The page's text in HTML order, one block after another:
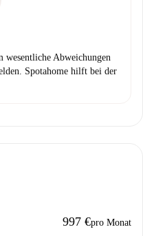
wesentliche Abweichungen
Spotahome hilft bei der
997 €pro Monat